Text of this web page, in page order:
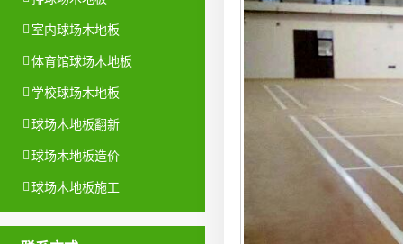
室内球场木地板
体育馆球场木地板
学校球场木地板
球场木地板翻新
球场木地板造价
球场木地板施工